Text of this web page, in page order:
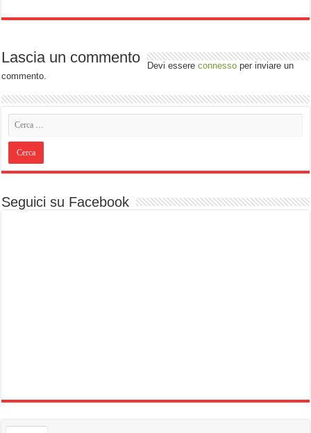
Lascia un commento Devi essereconnesso per inviare un
commento.
Seguici su Facebook